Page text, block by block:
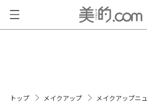
トップ メイクアップ メイクアップニ